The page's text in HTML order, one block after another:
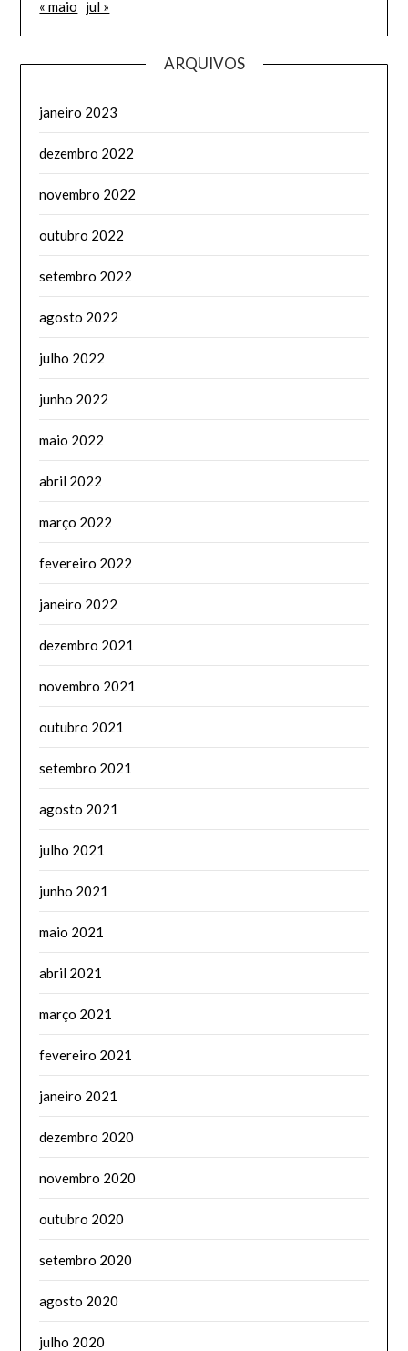
« maio jul »
ARQUIVOS
janeiro 2023
dezembro 2022
novembro 2022
outubro 2022
setembro 2022
agosto 2022
julho 2022
junho 2022
maio 2022
abril 2022
março 2022
fevereiro 2022
janeiro 2022
dezembro 2021
novembro 2021
outubro 2021
setembro 2021
agosto 2021
julho 2021
junho 2021
maio 2021
abril 2021
março 2021
fevereiro 2021
janeiro 2021
dezembro 2020
novembro 2020
outubro 2020
setembro 2020
agosto 2020
julho 2020